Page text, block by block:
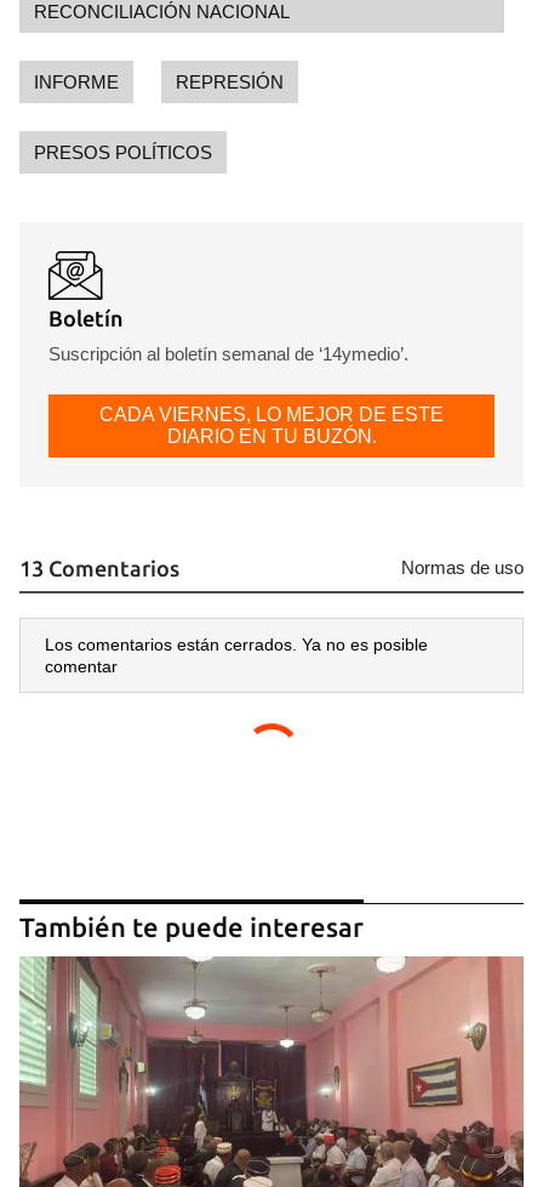
Para poder guardar como favorito, primero has de
INICIAR SESIÓN
RECONCILIACIÓN NACIONAL
INFORME REPRESIÓN
PRESOS POLÍTICOS
Boletín
Suscripción al boletín semanal de ‘14ymedio’.
CADA VIERNES, LO MEJOR DE ESTE
DIARIO EN TU BUZÓN.
13 Comentarios Normas de uso
Los comentarios están cerrados. Ya no es posible
comentar
También te puede interesar